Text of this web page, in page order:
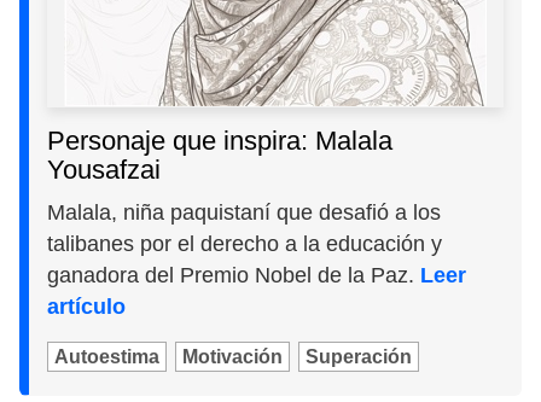
Personaje que inspira: Malala
Yousafzai
Malala, niña paquistaní que desafió a los
talibanes por el derecho a la educación y
ganadora del Premio Nobel de la Paz. Leer
artículo
Autoestima Motivación Superación